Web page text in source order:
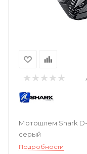
Мотошлем Shark
серый
Подробности